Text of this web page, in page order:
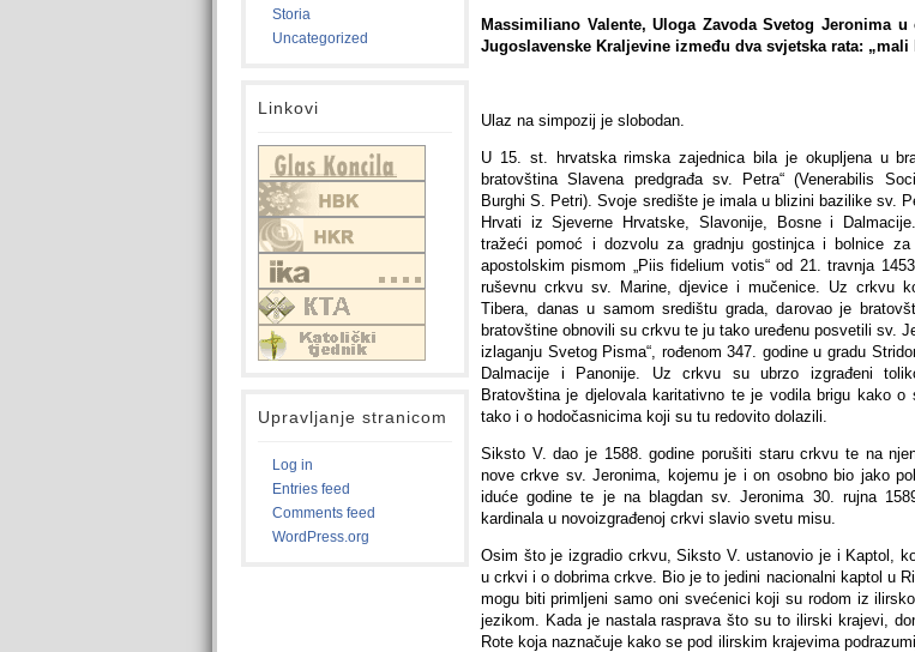
Storia
Uncategorized
Linkovi
Upravljanje stranicom
Log in
Entries feed
Comments feed
WordPress.org
Massimiliano Valente, Uloga Zavoda Svetog Jeronima
Jugoslavenske Kraljevine između dva svjetska rata:
Ulaz na simpozij je slobodan.
U 15. st. hrvatska rimska zajednica bila je okupljena u
bratovština Slavena predgrađa sv. Petra“ (Venerabilis
Burghi S. Petri). Svoje središte je imala u blizini bazilike sv.
Hrvati iz Sjeverne Hrvatske, Slavonije, Bosne i
tražeći pomoć i dozvolu za gradnju gostinjca i bolnice za
apostolskim pismom „Piis fidelium votis“ od 21. travnja
ruševnu crkvu sv. Marine, djevice i mučenice. Uz crkvu
Tibera, danas u samom središtu grada, darovao je
bratovštine obnovili su crkvu te ju tako uređenu posvetili sv.
izlaganju Svetog Pisma“, rođenom 347. godine u gradu
Dalmacije i Panonije. Uz crkvu su ubrzo izgrađeni
Bratovština je djelovala karitativno te je vodila brigu kako o
tako i o hodočasnicima koji su tu redovito dolazili.
Siksto V. dao je 1588. godine porušiti staru crkvu te na
nove crkve sv. Jeronima, kojemu je i on osobno bio jako
iduće godine te je na blagdan sv. Jeronima 30. rujna
kardinala u novoizgrađenoj crkvi slavio svetu misu.
Osim što je izgradio crkvu, Siksto V. ustanovio je i Kaptol,
u crkvi i o dobrima crkve. Bio je to jedini nacionalni kaptol u
mogu biti primljeni samo oni svećenici koji su rodom iz
jezikom. Kada je nastala rasprava što su to ilirski krajevi,
Rote koja naznačuje kako se pod ilirskim krajevima